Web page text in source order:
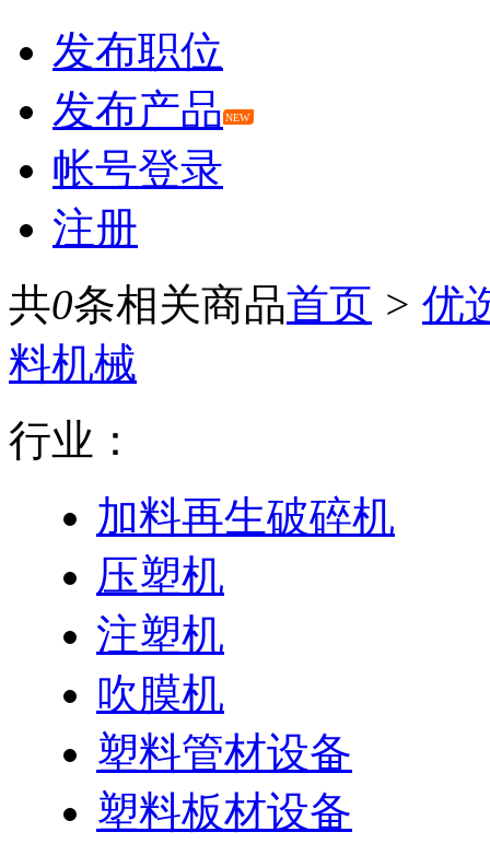
发布职位
发布产品 NEW
帐号登录
注册
共0条相关商品首页 > 优
料机械
行业：
加料再生破碎机
压塑机
注塑机
吹膜机
塑料管材设备
塑料板材设备